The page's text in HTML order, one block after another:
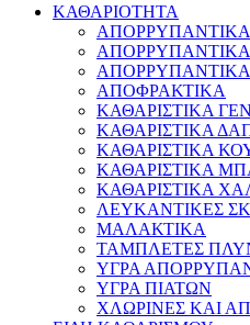
ΚΑΘΑΡΙΟΤΗΤΑ
ΑΠΟΦΡΑΚΤΙΚΑ
ΚΑΘΑΡΙΣΤΙΚΑ
ΚΑΘΑΡΙΣΤΙΚΑ
ΚΑΘΑΡΙΣΤΙΚΑ
ΚΑΘΑΡΙΣΤΙΚΑ
ΚΑΘΑΡΙΣΤΙΚΑ
ΛΕΥΚΑΝΤΙΚΕΣ
ΜΑΛΑΚΤΙΚΑ
ΤΑΜΠΛΕΤΕΣ
ΥΓΡΑ
ΥΓΡΑ ΠΙΑΤΩΝ
ΧΛΩΡΙΝΕΣ ΚΑΙ